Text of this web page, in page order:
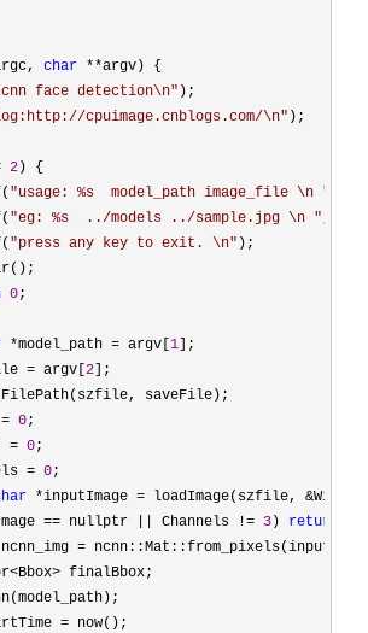
char **argv) {
face detection\n" );
cpuimage.cnblogs.com/\n" );
2) {
"usage: %s  model_path image_file \n "
"eg: %s  ../models ../sample.jpg \n "
"press any key to exit. \n" );
0;
*model_path = argv[1];
= argv[2];
saveFile);
0;
= 0;
= 0;
*inputImage = loadImage(szfile,
== nullptr || Channels != 3) return
=
<Bbox> finalBbox;
= now();